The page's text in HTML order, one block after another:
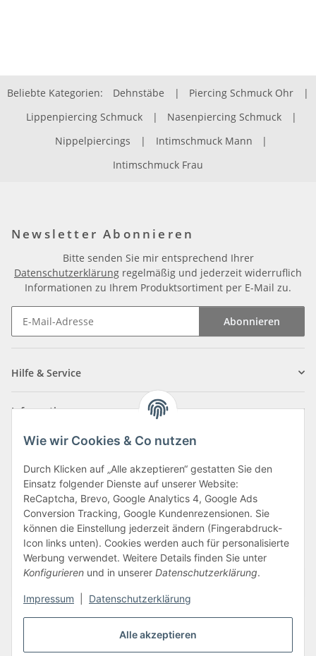
Alle akzeptieren
Wie wir Cookies & Co nutzen
Durch Klicken auf „Alle akzeptieren“ gestatten Sie den
Einsatz folgender Dienste auf unserer Website:
ReCaptcha, Brevo, Google Analytics 4, Google Ads
Conversion Tracking, Google Kundenrezensionen. Sie
können die Einstellung jederzeit ändern (Fingerabdruck-
Icon links unten). Cookies werden auch für personalisierte
Werbung verwendet. Weitere Details finden Sie unter
Konfigurieren und in unserer Datenschutzerklärung.
Impressum Datenschutzerklärung
Beliebte Kategorien: Dehnstäbe | Piercing Schmuck Ohr
|
Lippenpiercing Schmuck
| Nasenpiercing Schmuck
|
Nippelpiercings
| Intimschmuck Mann
|
Intimschmuck Frau
Newsletter Abonnieren
Bitte senden Sie mir entsprechend Ihrer
Datenschutzerklärung regelmäßig und jederzeit widerruflich
Informationen zu Ihrem Produktsortiment per E-Mail zu.
Abonnieren
Hilfe & Service
Informationen
Zahlungsarten
Vertrag widerrufen